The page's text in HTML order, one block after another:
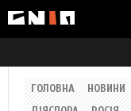
ГОЛОВНА НОВИНИ